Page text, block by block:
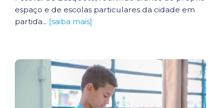
espaço e de escolas particulares da cidade em
partida... [saiba mais]